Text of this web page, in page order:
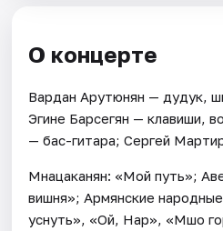
О концерте
Вардан Арутюнян — дудук,
Эгине Барсегян — клавиши,
— бас-гитара; Сергей
Мнацаканян: «Мой путь»;
вишня»; Армянские
уснуть», «Ой, Нар», «Мшо